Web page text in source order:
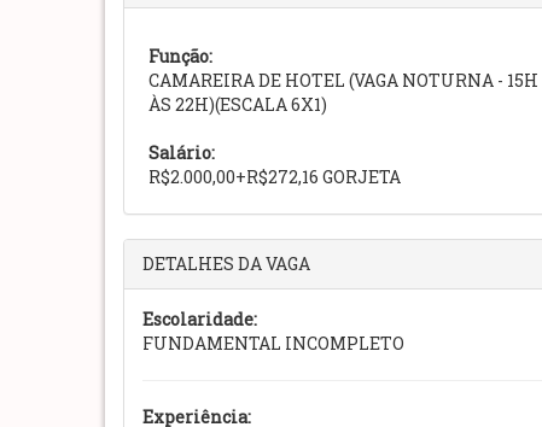
Função:
CAMAREIRA DE HOTEL (VAGA NOTURNA - 15H
ÀS 22H)(ESCALA 6X1)
Salário:
R$2.000,00+R$272,16 GORJETA
DETALHES DA VAGA
Escolaridade:
FUNDAMENTAL INCOMPLETO
Experiência: